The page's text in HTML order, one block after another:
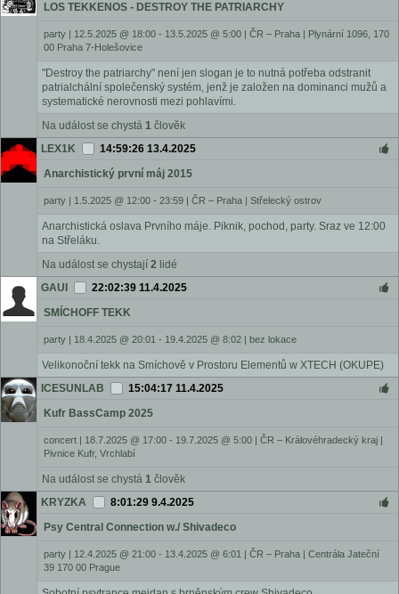
LOS TEKKENOS - DESTROY THE PATRIARCHY
party | 12.5.2025 @ 18:00 - 13.5.2025 @ 5:00 | ČR – Praha | Plynární 1096, 170
00 Praha 7-Holešovice
"Destroy the patriarchy" není jen slogan je to nutná potřeba odstranit
patrialchální společenský systém, jenž je založen na dominanci mužů a
systematické nerovnosti mezi pohlavími.
Na událost se chystá 1 člověk
LEX1K
14:59:26 13.4.2025
Anarchistický první máj 2015
party | 1.5.2025 @ 12:00 - 23:59 | ČR – Praha | Střelecký ostrov
Anarchistická oslava Prvního máje. Piknik, pochod, party. Sraz ve 12:00
na Střeláku.
Na událost se chystají 2 lidé
GAUI
22:02:39 11.4.2025
SMÍCHOFF TEKK
party | 18.4.2025 @ 20:01 - 19.4.2025 @ 8:02 | bez lokace
Velikonoční tekk na Smíchově v Prostoru Elementů w XTECH (OKUPE)
ICESUNLAB
15:04:17 11.4.2025
Kufr BassCamp 2025
concert | 18.7.2025 @ 17:00 - 19.7.2025 @ 5:00 | ČR – Královéhradecký kraj |
Pivnice Kufr, Vrchlabí
Na událost se chystá 1 člověk
KRYZKA
8:01:29 9.4.2025
Psy Central Connection w./ Shivadeco
party | 12.4.2025 @ 21:00 - 13.4.2025 @ 6:01 | ČR – Praha | Centrála Jateční
39 170 00 Prague